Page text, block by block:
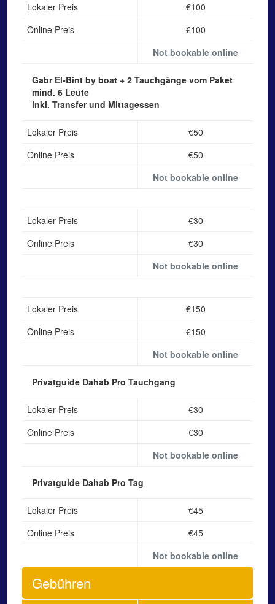
Lokaler Preis
€100
Online Preis
€100
Not bookable online
Gabr El-Bint by boat + 2 Tauchgänge vom Paket
mind. 6 Leute
inkl. Transfer und Mittagessen
Lokaler Preis
€50
Online Preis
€50
Not bookable online
Lokaler Preis
€30
Online Preis
€30
Not bookable online
Lokaler Preis
€150
Online Preis
€150
Not bookable online
Privatguide Dahab Pro Tauchgang
Lokaler Preis
€30
Online Preis
€30
Not bookable online
Privatguide Dahab Pro Tag
Lokaler Preis
€45
Online Preis
€45
Not bookable online
Gebühren